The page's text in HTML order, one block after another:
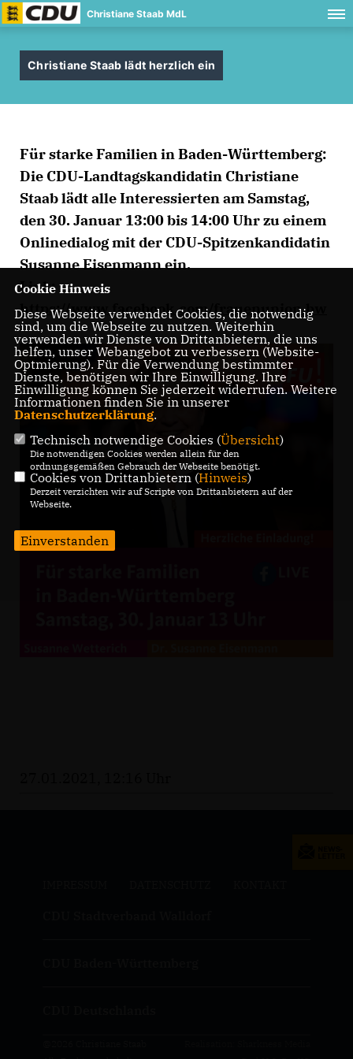
Christiane Staab MdL
Christiane Staab lädt herzlich ein
Für starke Familien in Baden-Württemberg:
Die CDU-Landtagskandidatin Christiane
Staab lädt alle Interessierten am Samstag,
den 30. Januar 13:00 bis 14:00 Uhr zu einem
Onlinedialog mit der CDU-Spitzenkandidatin
Susanne Eisenmann ein.
Link:
https://www.facebook.com/frauenunion.bw
Cookie Hinweis
Diese Webseite verwendet Cookies, die notwendig
sind, um die Webseite zu nutzen. Weiterhin
verwenden wir Dienste von Drittanbietern, die uns
helfen, unser Webangebot zu verbessern (Website-
Optmierung). Für die Verwendung bestimmter
Dienste, benötigen wir Ihre Einwilligung. Ihre
Einwilligung können Sie jederzeit widerrufen. Weitere
Informationen finden Sie in unserer
Datenschutzerklärung.
Technisch notwendige Cookies (Übersicht)
Die notwendigen Cookies werden allein für den
ordnungsgemäßen Gebrauch der Webseite benötigt.
Cookies von Drittanbietern (Hinweis)
Derzeit verzichten wir auf Scripte von Drittanbietern auf der
Webseite.
Einverstanden